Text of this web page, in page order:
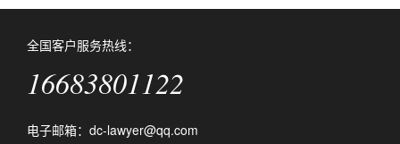
全国客户服务热线：
16683801122
电子邮箱：dc-lawyer@qq.com